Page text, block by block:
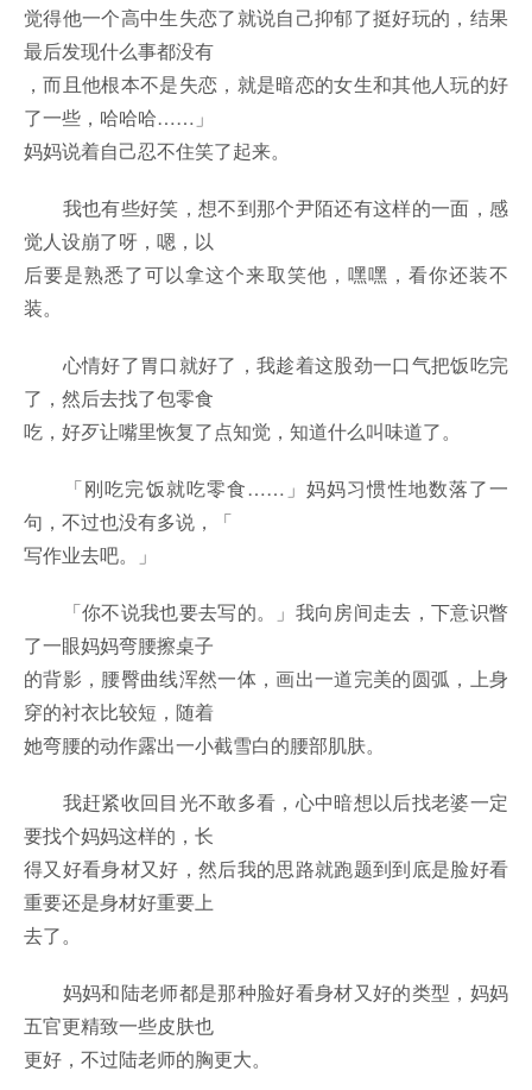
觉得他一个高中生失恋了就说自己抑郁了挺好玩的，结果
最后发现什么事都没有
，而且他根本不是失恋，就是暗恋的女生和其他人玩的好
了一些，哈哈哈……」
妈妈说着自己忍不住笑了起来。
我也有些好笑，想不到那个尹陌还有这样的一面，感
觉人设崩了呀，嗯，以
后要是熟悉了可以拿这个来取笑他，嘿嘿，看你还装不
装。
心情好了胃口就好了，我趁着这股劲一口气把饭吃完
了，然后去找了包零食
吃，好歹让嘴里恢复了点知觉，知道什么叫味道了。
「刚吃完饭就吃零食……」妈妈习惯性地数落了一
句，不过也没有多说，「
写作业去吧。」
「你不说我也要去写的。」我向房间走去，下意识瞥
了一眼妈妈弯腰擦桌子
的背影，腰臀曲线浑然一体，画出一道完美的圆弧，上身
穿的衬衣比较短，随着
她弯腰的动作露出一小截雪白的腰部肌肤。
我赶紧收回目光不敢多看，心中暗想以后找老婆一定
要找个妈妈这样的，长
得又好看身材又好，然后我的思路就跑题到到底是脸好看
重要还是身材好重要上
去了。
妈妈和陆老师都是那种脸好看身材又好的类型，妈妈
五官更精致一些皮肤也
更好，不过陆老师的胸更大。